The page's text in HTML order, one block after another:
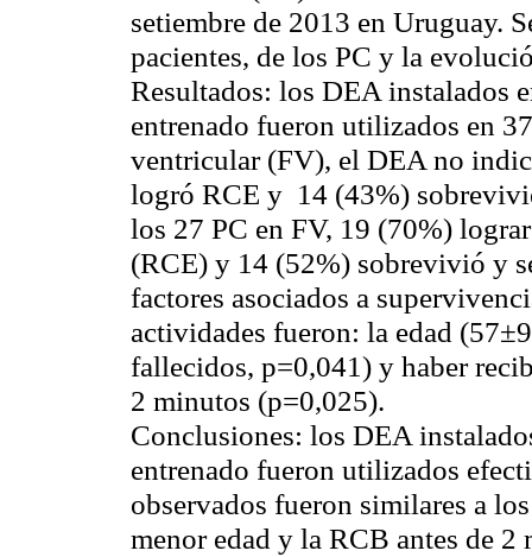
setiembre de 2013 en Uruguay.
pacientes, de los PC y la
Resultados: los DEA instalados
entrenado fueron utilizados en
ventricular (FV), el DEA no
logró RCE y 14 (43%)
los 27 PC en FV, 19 (70%)
(RCE) y 14 (52%) sobrevivió y
factores asociados a
actividades fueron: la edad
fallecidos, p=0,041) y haber
2 minutos (p=0,025).
Conclusiones: los DEA
entrenado fueron utilizados
observados fueron similares a
menor edad y la RCB antes de 2